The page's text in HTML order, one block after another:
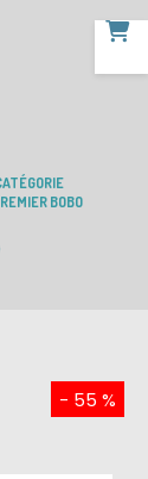
BOBO
- 55 %